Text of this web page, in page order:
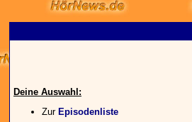
Deine Auswahl:
Zur Episodenliste